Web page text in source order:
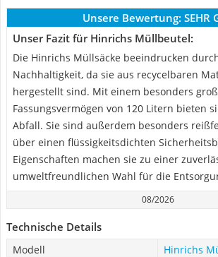
Unsere Bewertung: SEHR
Unser Fazit für Hinrichs Müllbeutel:
Die Hinrichs Müllsäcke beeindrucken
Nachhaltigkeit, da sie aus recycelbaren
hergestellt sind. Mit einem besonders
Fassungsvermögen von 120 Litern bieten
Abfall. Sie sind außerdem besonders
über einen flüssigkeitsdichten
Eigenschaften machen sie zu einer
umweltfreundlichen Wahl für die
08/2026
Technische Details
Modell Hinrichs